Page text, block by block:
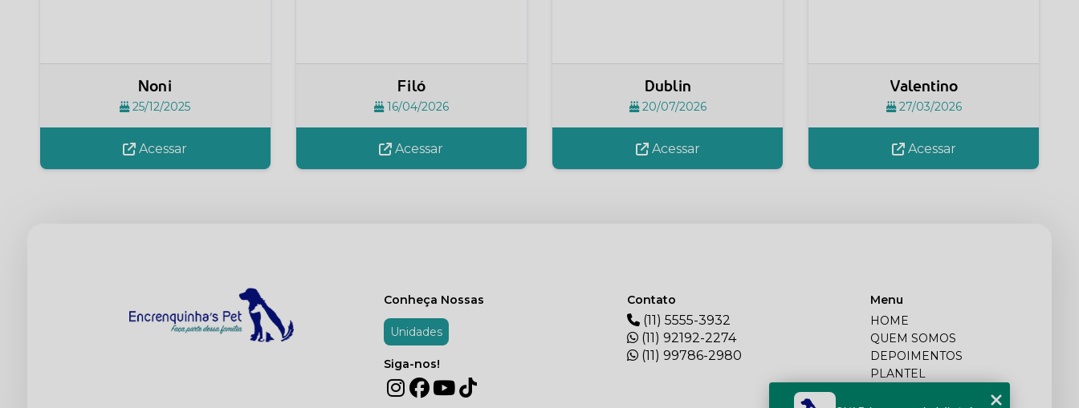
Noni
25/12/2025
Acessar
Filó
16/04/2026
Acessar
Dublin
20/07/2026
Acessar
Valentino
27/03/2026
Acessar
Conheça Nossas
Unidades
Siga-nos!
Contato
(11) 5555-3932
(11) 92192-2274
(11) 99786-2980
Menu
HOME
QUEM SOMOS
DEPOIMENTOS
PLANTEL